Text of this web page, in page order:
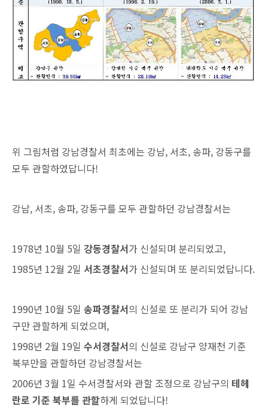
위 그림처럼 강남경찰서 최초에는 강남, 서초, 송파, 강동구를
모두 관할하였답니다!
강남, 서초, 송파, 강동구를 모두 관할하던 강남경찰서는
1978년 10월 5일 강동경찰서가 신설되며 분리되었고,
1985년 12월 2일 서초경찰서가 신설되며 또 분리되었답니다.
1990년 10월 5일 송파경찰서의 신설로 또 분리가 되어 강남
구만 관할하게 되었으며,
1998년 2월 19일 수서경찰서의 신설로 강남구 양재천 기준
북부만을 관할하던 강남경찰서는
2006년 3월 1일 수서경찰서와 관할 조정으로 강남구의 테헤
란로 기준 북부를 관할하게 되었답니다!